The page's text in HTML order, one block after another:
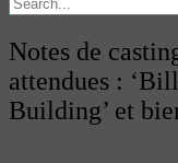
Notes de
attendues :
Building’ et